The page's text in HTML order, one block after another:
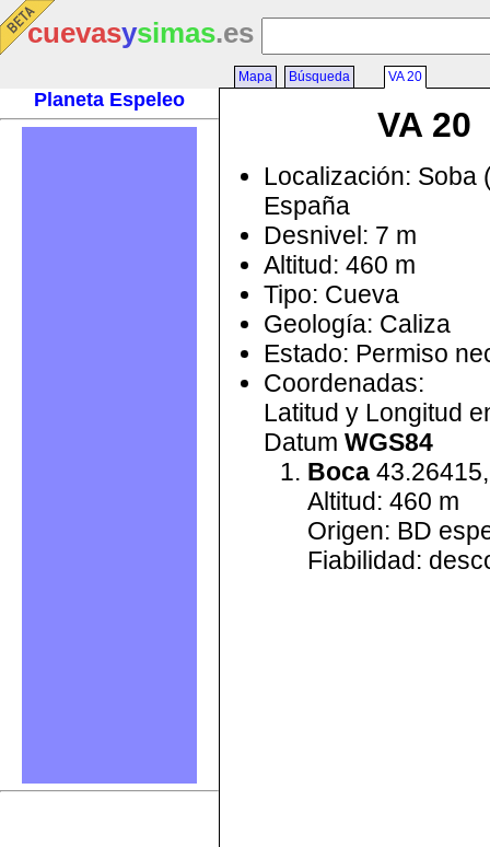
cuevasysimas.es
Planeta Espeleo
Mapa Búsqueda VA 20
VA 20
Localización: Soba
España
Desnivel: 7 m
Altitud: 460 m
Tipo: Cueva
Geología: Caliza
Estado: Permiso
Coordenadas:
Latitud y Longitud
Datum WGS84
Boca
Altitud: 460 m
Origen: BD
Fiabilidad: